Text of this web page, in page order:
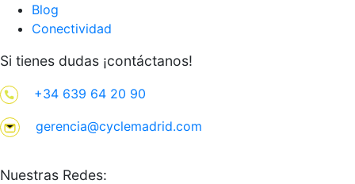
Blog
Conectividad
Si tienes dudas ¡contáctanos!
+34 639 64 20 90
gerencia@cyclemadrid.com
Nuestras Redes: